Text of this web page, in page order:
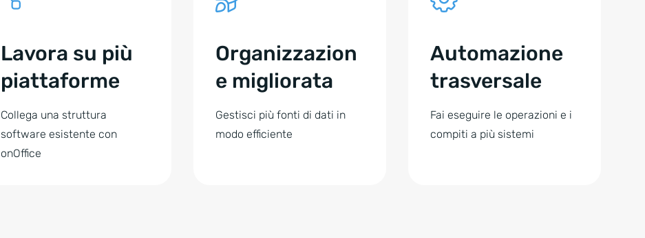
Lavora su più
piattaforme
Collega una struttura
software esistente con
onOffice
Organizzazion
e migliorata
Gestisci più fonti di dati in
modo efficiente
Automazione
trasversale
Fai eseguire le operazioni e i
compiti a più sistemi